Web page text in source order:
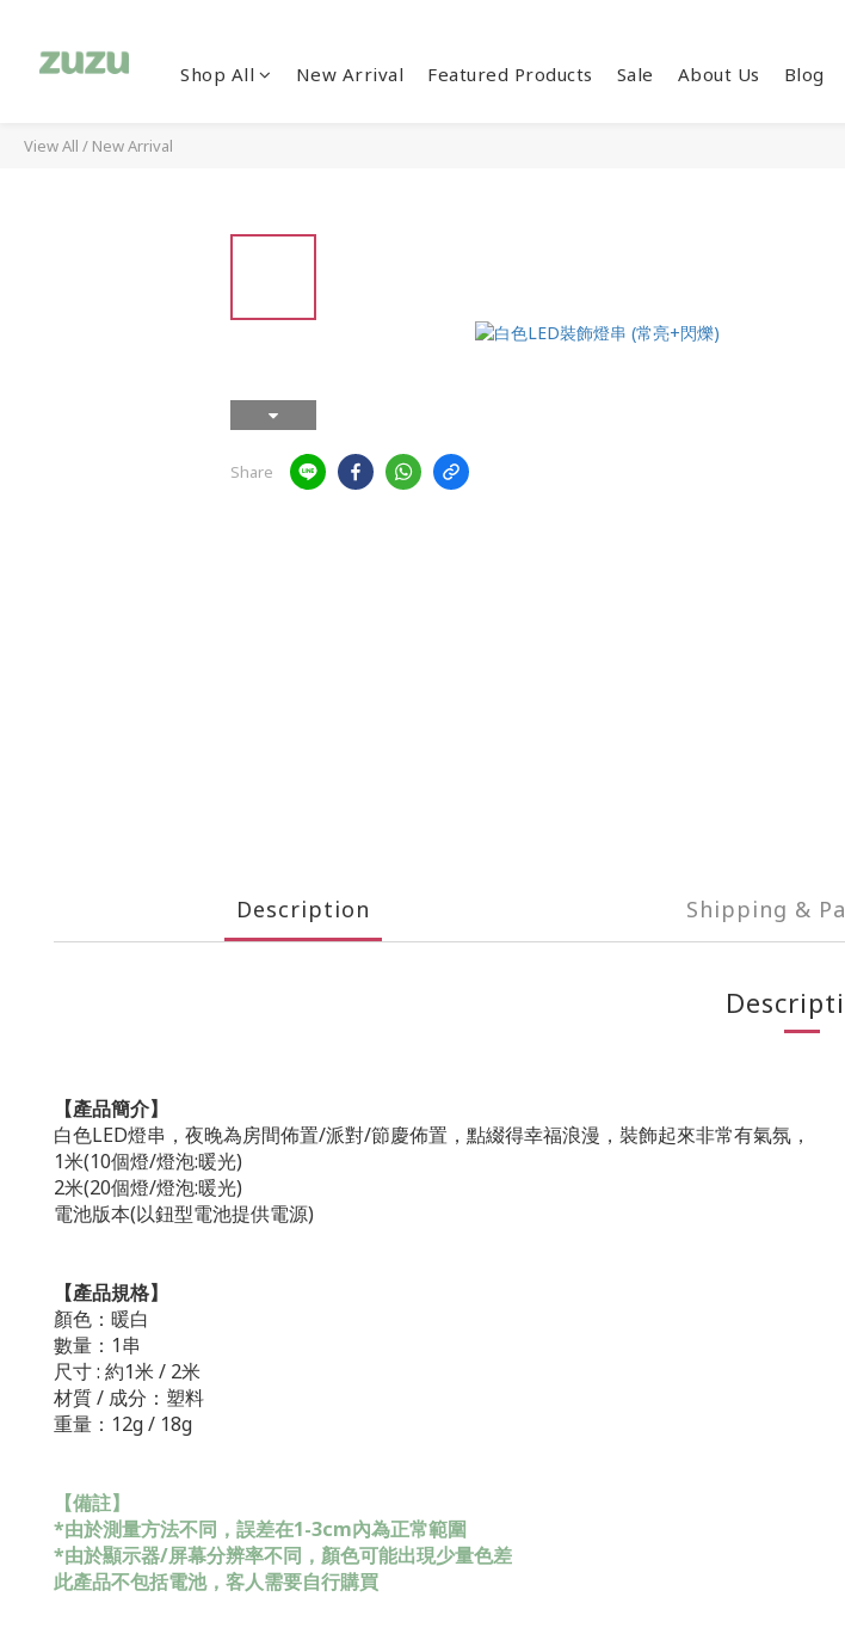
Shop All New Arrival Featured Products Sale About Us Blog
View All / New Arrival
Share
Description Shipping &
【產品簡介】
白色LED燈串，夜晚為房間佈置/派對/節慶佈置，點綴得幸福浪漫，裝飾起來非常有氣氛，
1米(10個燈/燈泡:暖光)
2米(20個燈/燈泡:暖光)
電池版本(以鈕型電池提供電源)
【產品規格】
顏色：暖白
數量：1串
尺寸 : 約1米 / 2米
材質 / 成分：塑料
重量：12g / 18g
【備註】
*由於測量方法不同，誤差在1-3cm內為正常範圍
*由於顯示器/屏幕分辨率不同，顏色可能出現少量色差
此產品不包括電池，客人需要自行購買